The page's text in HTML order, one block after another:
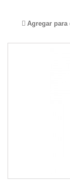
Agregar para